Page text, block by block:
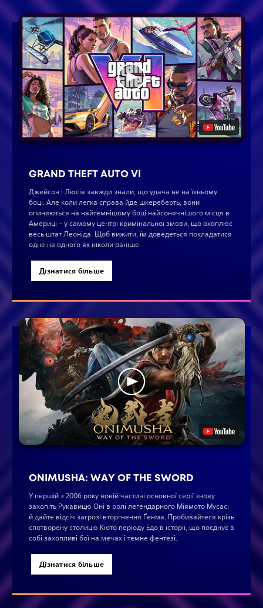
GRAND THEFT AUTO VI
Джейсон і Люсія завжди знали, що удача не на їхньому
боці. Але коли легка справа йде шкереберть, вони
опиняються на найтемнішому боці найсонячнішого місця в
Америці – у самому центрі кримінальної змови, що охоплює
весь штат Леоніда. Щоб вижити, їм доведеться покладатися
одне на одного як ніколи раніше.
Дізнатися більше
ONIMUSHA: WAY OF THE SWORD
У першій з 2006 року новій частині основної серії знову
захопіть Рукавицю Онi в ролі легендарного Міямoто Мусасі
й дайте відсіч загрозі вторгнення Ґенма. Пробивайтеся крізь
спотворену столицю Кіото періоду Едо в історії, що поєднує в
собі захопливі бої на мечах і темне фентезі.
Дізнатися більше